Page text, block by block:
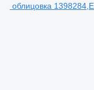
облицовка